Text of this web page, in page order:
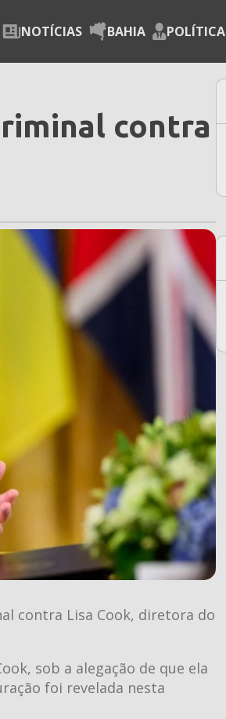
NOTÍCIAS BAHIA POLÍTICA
contra
contra Lisa Cook, diretora do
sob a alegação de que ela
foi revelada nesta